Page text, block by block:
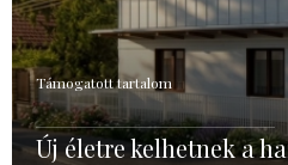
Támogatott tartalom
Új életre kelhetnek a